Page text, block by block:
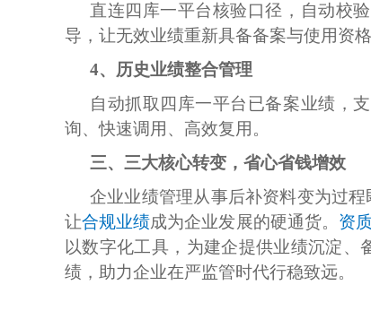
直连四库一平台核验口径，自动校
导，让无效业绩重新具备备案与使用资格
4、 历史业绩整合管理
自动抓取四库一平台已备案业绩，
询、快速调用、高效复用。
三、三大核心转变，省心省钱增效
企业业绩管理从事后补资料变为过
让合规业绩成为企业发展的硬通货。 资
以数字化工具，为建企提供业绩沉淀
绩，助力企业在严监管时代行稳致远。